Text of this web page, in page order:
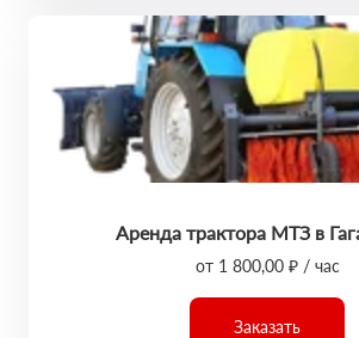
Аренда трактора МТЗ в
от 1 800,00 ₽ / час
Заказать